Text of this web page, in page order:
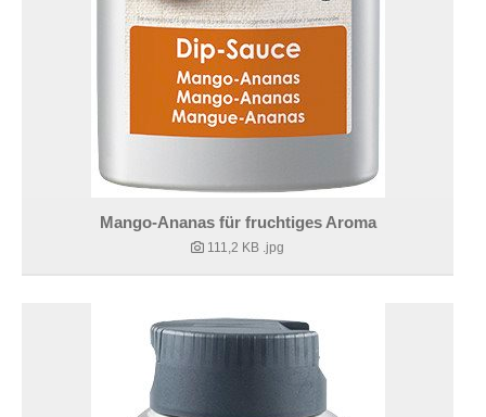
Mango-Ananas für fruchtiges Aroma
111,2 KB .jpg